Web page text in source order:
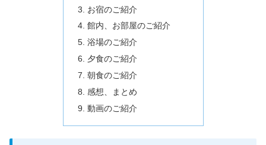
お宿のご紹介
館内、お部屋のご紹介
浴場のご紹介
夕食のご紹介
朝食のご紹介
感想、まとめ
動画のご紹介